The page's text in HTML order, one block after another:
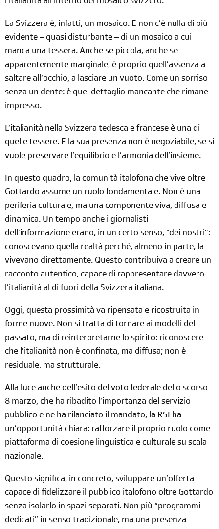
l’italianità all’interno del mosaico svizzero.
La Svizzera è, infatti, un mosaico. E non c’è nulla di più
evidente – quasi disturbante – di un mosaico a cui
manca una tessera. Anche se piccola, anche se
apparentemente marginale, è proprio quell’assenza a
saltare all’occhio, a lasciare un vuoto. Come un sorriso
senza un dente: è quel dettaglio mancante che rimane
impresso.
L’italianità nella Svizzera tedesca e francese è una di
quelle tessere. E la sua presenza non è negoziabile, se si
vuole preservare l’equilibrio e l’armonia dell’insieme.
In questo quadro, la comunità italofona che vive oltre
Gottardo assume un ruolo fondamentale. Non è una
periferia culturale, ma una componente viva, diffusa e
dinamica. Un tempo anche i giornalisti
dell’informazione erano, in un certo senso, “dei nostri”:
conoscevano quella realtà perché, almeno in parte, la
vivevano direttamente. Questo contribuiva a creare un
racconto autentico, capace di rappresentare davvero
l’italianità al di fuori della Svizzera italiana.
Oggi, questa prossimità va ripensata e ricostruita in
forme nuove. Non si tratta di tornare ai modelli del
passato, ma di reinterpretarne lo spirito: riconoscere
che l’italianità non è confinata, ma diffusa; non è
residuale, ma strutturale.
Alla luce anche dell’esito del voto federale dello scorso
8 marzo, che ha ribadito l’importanza del servizio
pubblico e ne ha rilanciato il mandato, la RSI ha
un’opportunità chiara: rafforzare il proprio ruolo come
piattaforma di coesione linguistica e culturale su scala
nazionale.
Questo significa, in concreto, sviluppare un’offerta
capace di fidelizzare il pubblico italofono oltre Gottardo
senza isolarlo in spazi separati. Non più “programmi
dedicati” in senso tradizionale, ma una presenza